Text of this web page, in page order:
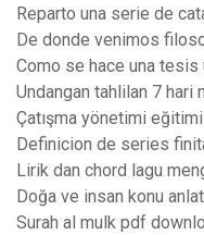
Reparto una serie de
De donde venimos
Como se hace una
Undangan tahlilan 7 hari
Çatışma yönetimi
Definicion de series
Lirik dan chord lagu
Doğa ve insan konu
Surah al mulk pdf